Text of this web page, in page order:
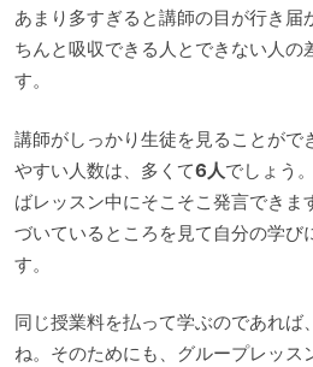
あまり多すぎると講師の目が行き届
ちんと吸収できる人とできない人の
す。
講師がしっかり生徒を見ることがで
やすい人数は、多くて6人でしょう
ばレッスン中にそこそこ発言できま
づいているところを見て自分の学び
す。
同じ授業料を払って学ぶのであれば
ね。そのためにも、グループレッス